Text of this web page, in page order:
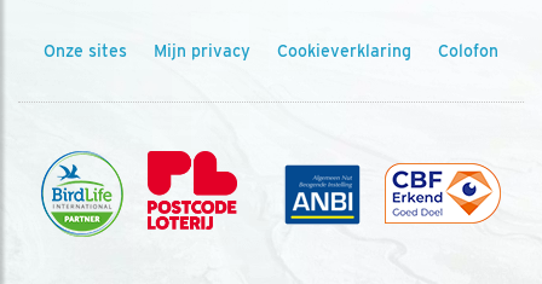
Onze sites Mijn privacy Cookieverklaring Colofon